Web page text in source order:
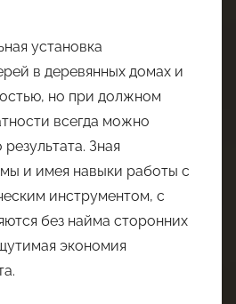
установка
в деревянных домах и
но при должном
всегда можно
Зная
и имея навыки работы с
инструментом, с
без найма сторонних
экономия